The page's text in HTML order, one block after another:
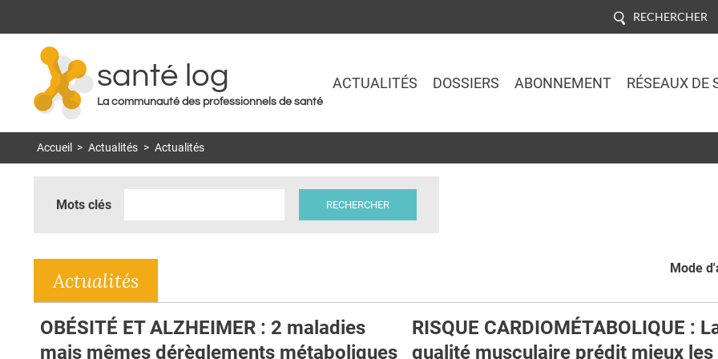
RECHERCHER
santé log
La communauté des professionnels de santé
ACTUALITÉS DOSSIERS ABONNEMENT RÉSEAUX DE
Accueil > Actualités > Actualités
Mots clés
Mode
Actualités
OBÉSITÉ ET ALZHEIMER : 2 maladies
mais mêmes dérèglements métaboliques
RISQUE CARDIOMÉTABOLIQUE :
qualité musculaire prédit mieux les